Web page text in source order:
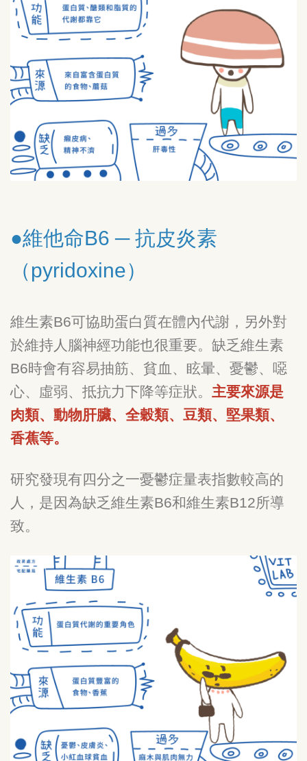
●維他命B6 ─ 抗皮炎素
（pyridoxine）
維生素B6可協助蛋白質在體內代謝，另外對
於維持人腦神經功能也很重要。缺乏維生素
B6時會有容易抽筋、貧血、眩暈、憂鬱、噁
心、虛弱、抵抗力下降等症狀。 主要來源是
肉類、動物肝臟、全穀類、豆類、堅果類、
香蕉等。
研究發現有四分之一憂鬱症量表指數較高的
人，是因為缺乏維生素B6和維生素B12所導
致。